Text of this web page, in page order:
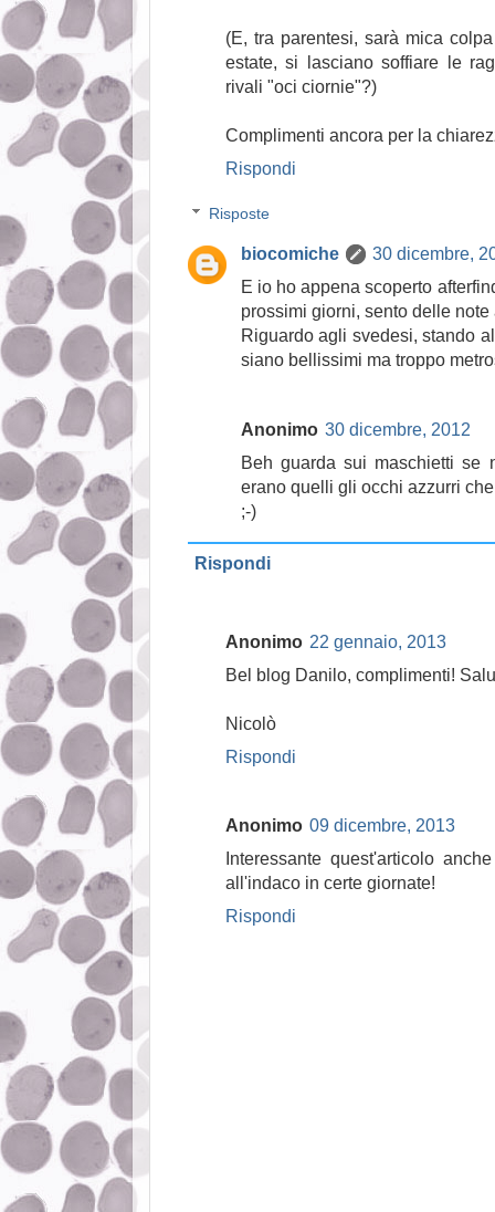
(E, tra parentesi, sarà mica
estate, si lasciano soffiare le
rivali "oci ciornie"?)
Complimenti ancora per la
Rispondi
Risposte
biocomiche
30 dicembre,
E io ho appena scoperto
prossimi giorni, sento delle note
Riguardo agli svedesi, stando
siano bellissimi ma troppo
Anonimo 30 dicembre, 2012
Beh guarda sui maschietti se
erano quelli gli occhi azzurri
;-)
Rispondi
Anonimo 22 gennaio, 2013
Bel blog Danilo, complimenti!
Nicolò
Rispondi
Anonimo 09 dicembre, 2013
Interessante quest'articolo
all'indaco in certe giornate!
Rispondi